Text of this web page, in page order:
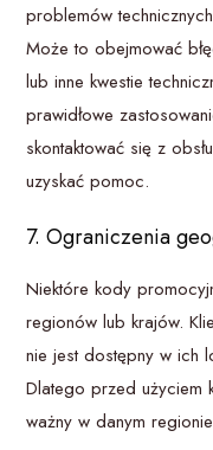
problemów
Może to obejmować
lub inne kwestie
prawidłowe
skontaktować się z
uzyskać pomoc.
7. Ograniczenia
Niektóre kody
regionów lub krajów.
nie jest dostępny w ich
Dlatego przed użyciem
ważny w danym